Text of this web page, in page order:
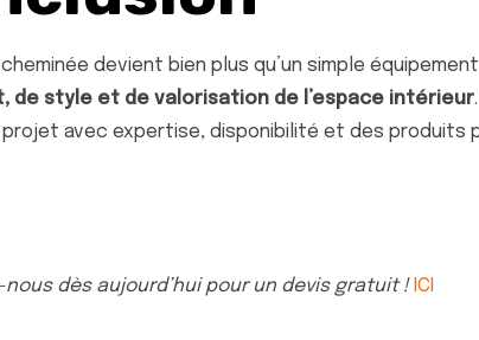
cheminée devient bien plus qu’un simple
de style et de valorisation de l’espace intérieur.
avec expertise, disponibilité et des produits
dès aujourd’hui pour un devis gratuit ! ICI